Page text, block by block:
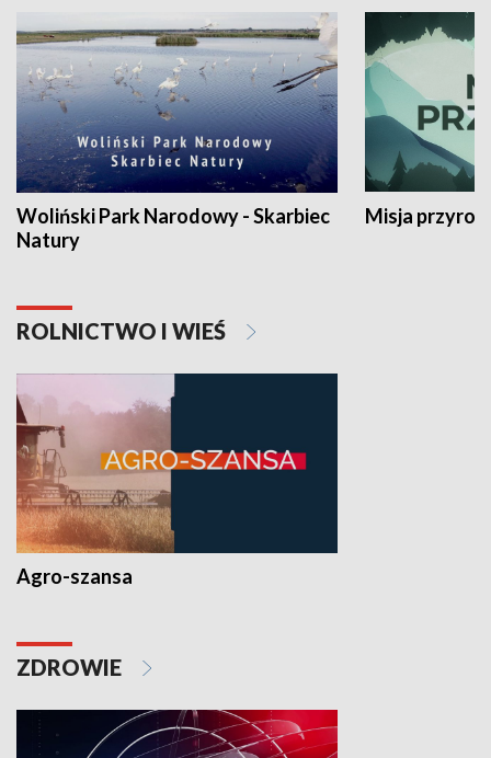
Woliński Park Narodowy - Skarbiec
Natury
Misja
ROLNICTWO I WIEŚ
Agro-szansa
ZDROWIE